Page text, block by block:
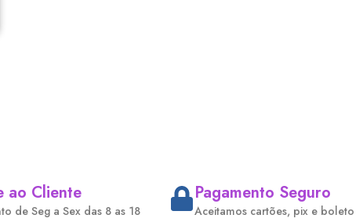
ao Cliente
de Seg a Sex das 8 as 18
Pagamento Seguro
Aceitamos cartões, pix e boleto